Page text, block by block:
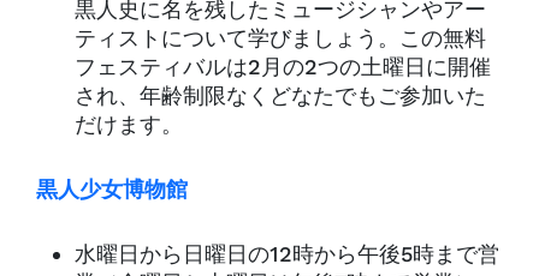
黒人史に名を残したミュージシャンやアー
ティストについて学びましょう。この無料
フェスティバルは2月の2つの土曜日に開催
され、年齢制限なくどなたでもご参加いた
だけます。
黒人少女博物館
水曜日から日曜日の12時から午後5時まで営